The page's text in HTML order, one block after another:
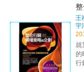
第
務
色
利
的
寫
王
宇
就
的
行